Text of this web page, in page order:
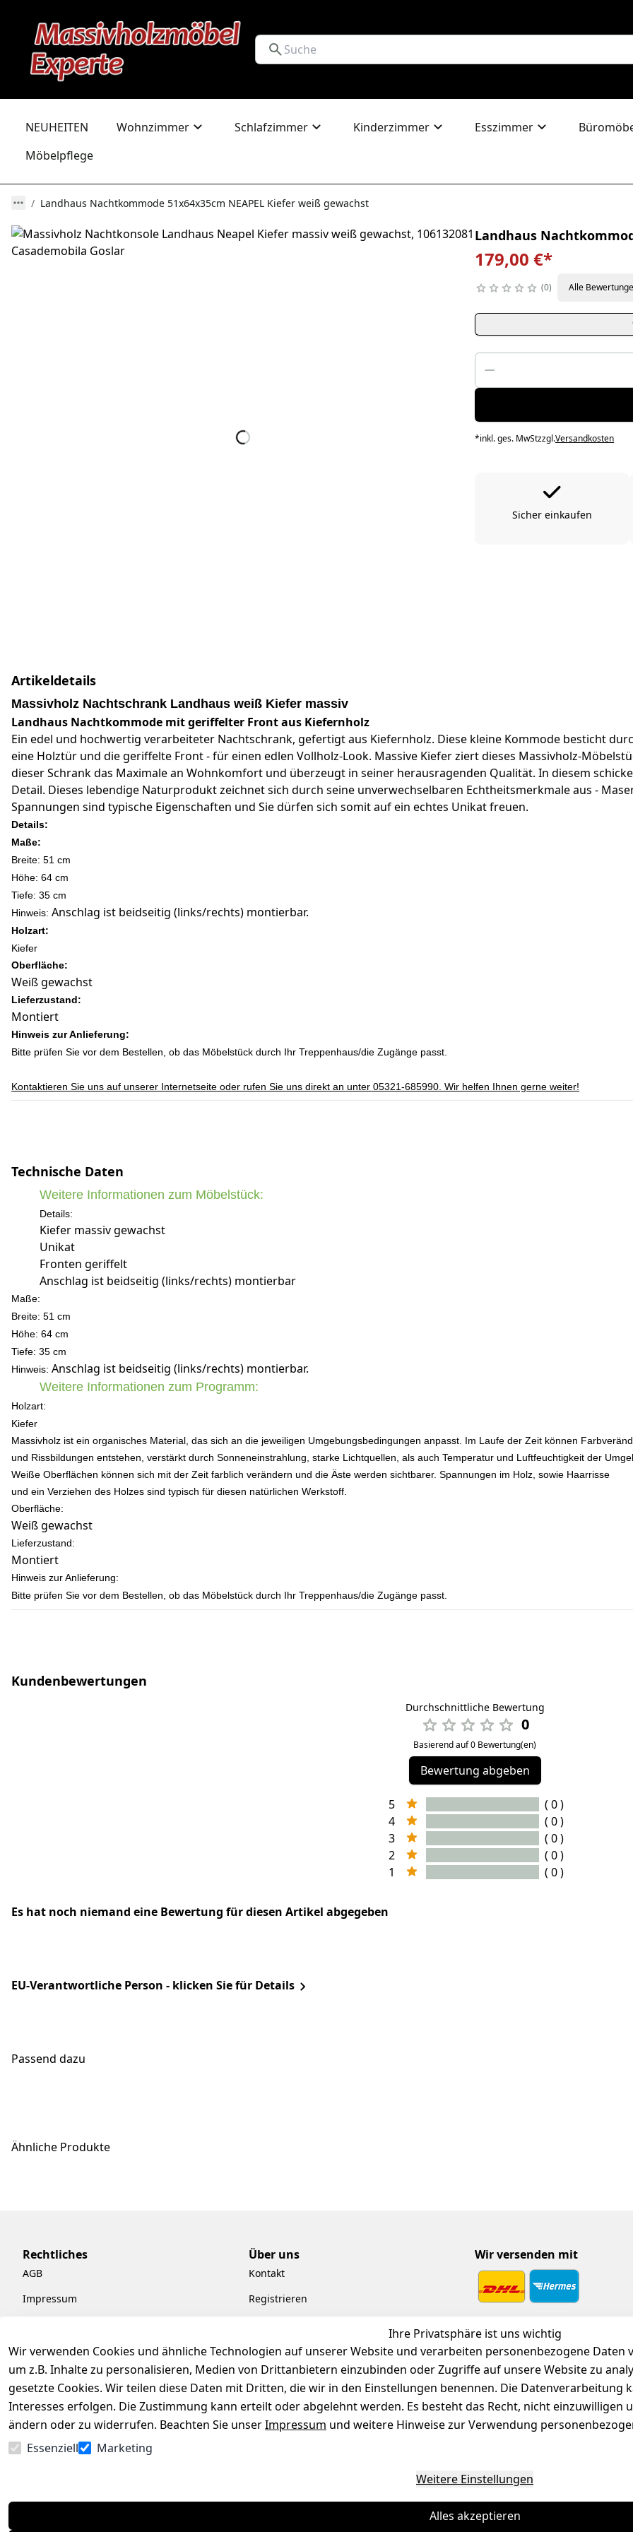
NEUHEITEN Wohnzimmer Schlafzimmer Kinderzimmer Esszimmer
Möbelpflege
Landhaus Nachtkommode 51x64x35cm NEAPEL Kiefer weiß gewachst
Landhaus
179,00 €*
0 Alle
*inkl. ges. MwStzzgl.Versandkosten
Sicher einkaufen
Artikeldetails
Massivholz Nachtschrank Landhaus weiß Kiefer massiv
Landhaus Nachtkommode mit geriffelter Front aus Kiefernholz
Ein edel und hochwertig verarbeiteter Nachtschrank, gefertigt aus Kiefernholz. Diese kleine Kommode besticht
eine Holztür und die geriffelte Front - für einen edlen Vollholz-Look. Massive Kiefer ziert dieses Massivholz-
dieser Schrank das Maximale an Wohnkomfort und überzeugt in seiner herausragenden Qualität. In diesem
Detail. Dieses lebendige Naturprodukt zeichnet sich durch seine unverwechselbaren Echtheitsmerkmale aus -
Spannungen sind typische Eigenschaften und Sie dürfen sich somit auf ein echtes Unikat freuen.
Details:
Maße:
Breite: 51 cm
Höhe: 64 cm
Tiefe: 35 cm
Hinweis: Anschlag ist beidseitig (links/rechts) montierbar.
Holzart:
Kiefer
Oberfläche:
Weiß gewachst
Lieferzustand:
Montiert
Hinweis zur Anlieferung:
Bitte prüfen Sie vor dem Bestellen, ob das Möbelstück durch Ihr Treppenhaus/die Zugänge passt.
Kontaktieren Sie uns auf unserer Internetseite oder rufen Sie uns direkt an unter 05321-685990. Wir helfen Ihnen gerne weiter!
Technische Daten
Weitere Informationen zum Möbelstück:
Details:
Kiefer massiv gewachst
Unikat
Fronten geriffelt
Anschlag ist beidseitig (links/rechts) montierbar
Maße:
Breite: 51 cm
Höhe: 64 cm
Tiefe: 35 cm
Hinweis: Anschlag ist beidseitig (links/rechts) montierbar.
Weitere Informationen zum Programm:
Holzart:
Kiefer
Massivholz ist ein organisches Material, das sich an die jeweiligen Umgebungsbedingungen anpasst. Im Laufe der Zeit können
und Rissbildungen entstehen, verstärkt durch Sonneneinstrahlung, starke Lichtquellen, als auch Temperatur und Luftfeuchtigkeit der
Weiße Oberflächen können sich mit der Zeit farblich verändern und die Äste werden sichtbarer. Spannungen im Holz, sowie Haarrisse
und ein Verziehen des Holzes sind typisch für diesen natürlichen Werkstoff.
Oberfläche:
Weiß gewachst
Lieferzustand:
Montiert
Hinweis zur Anlieferung:
Bitte prüfen Sie vor dem Bestellen, ob das Möbelstück durch Ihr Treppenhaus/die Zugänge passt.
Kundenbewertungen
Durchschnittliche Bewertung
0
Basierend auf 0 Bewertung(en)
Bewertung abgeben
5
( 0 )
4
( 0 )
3
( 0 )
2
( 0 )
1
( 0 )
Es hat noch niemand eine Bewertung für diesen Artikel abgegeben
EU-Verantwortliche Person - klicken Sie für Details
Passend dazu
Ähnliche Produkte
Ihre Privatsphäre ist uns wichtig
Wir verwenden Cookies und ähnliche Technologien auf unserer Website und verarbeiten personenbezogene Daten
um z.B. Inhalte zu personalisieren, Medien von Drittanbietern einzubinden oder Zugriffe auf unsere Website zu
gesetzte Cookies. Wir teilen diese Daten mit Dritten, die wir in den Einstellungen benennen. Die
Interesses erfolgen. Die Zustimmung kann erteilt oder abgelehnt werden. Es besteht das Recht, nicht einzuwilligen
ändern oder zu widerrufen. Beachten Sie unserImpressum und weitere Hinweise zur Verwendung
Essenziell
Marketing
Weitere Einstellungen
Alles akzeptieren
Rechtliches
AGB
Impressum
Barrierefreiheitserklärung
Widerrufsrecht
Über uns
Kontakt
Registrieren
Pflege & Kundendienst
Kiefermöbel
Hilfe
Wir versenden mit